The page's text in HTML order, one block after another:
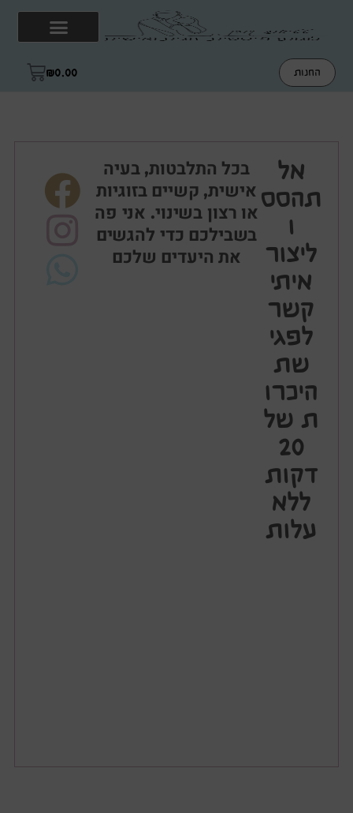
החנות ₪0.00
אל
תהסס
ו
ליצור
איתי
קשר
לפגי
שת
היכרו
ת של
20
דקות
ללא
עלות
בכל התלבטות, בעיה
אישית, קשיים בזוגיות
או רצון בשינוי. אני פה
בשבילכם כדי להגשים
את היעדים שלכם